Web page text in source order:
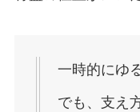
一時的にゆ
でも、支え